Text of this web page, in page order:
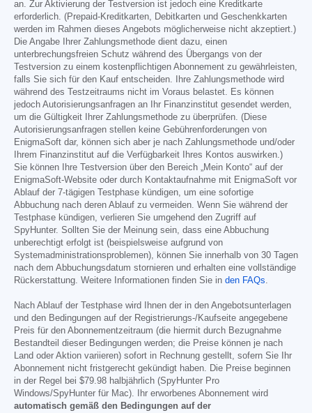
an. Zur Aktivierung der Testversion ist jedoch eine Kreditkarte
erforderlich. (Prepaid-Kreditkarten, Debitkarten und Geschenkkarten
werden im Rahmen dieses Angebots möglicherweise nicht akzeptiert.)
Die Angabe Ihrer Zahlungsmethode dient dazu, einen
unterbrechungsfreien Schutz während des Übergangs von der
Testversion zu einem kostenpflichtigen Abonnement zu gewährleisten,
falls Sie sich für den Kauf entscheiden. Ihre Zahlungsmethode wird
während des Testzeitraums nicht im Voraus belastet. Es können
jedoch Autorisierungsanfragen an Ihr Finanzinstitut gesendet werden,
um die Gültigkeit Ihrer Zahlungsmethode zu überprüfen. (Diese
Autorisierungsanfragen stellen keine Gebührenforderungen von
EnigmaSoft dar, können sich aber je nach Zahlungsmethode und/oder
Ihrem Finanzinstitut auf die Verfügbarkeit Ihres Kontos auswirken.)
Sie können Ihre Testversion über den Bereich „Mein Konto“ auf der
EnigmaSoft-Website oder durch Kontaktaufnahme mit EnigmaSoft vor
Ablauf der 7-tägigen Testphase kündigen, um eine sofortige
Abbuchung nach deren Ablauf zu vermeiden. Wenn Sie während der
Testphase kündigen, verlieren Sie umgehend den Zugriff auf
SpyHunter. Sollten Sie der Meinung sein, dass eine Abbuchung
unberechtigt erfolgt ist (beispielsweise aufgrund von
Systemadministrationsproblemen), können Sie innerhalb von 30 Tagen
nach dem Abbuchungsdatum stornieren und erhalten eine vollständige
Rückerstattung. Weitere Informationen finden Sie in den FAQs.
Nach Ablauf der Testphase wird Ihnen der in den Angebotsunterlagen
und den Bedingungen auf der Registrierungs-/Kaufseite angegebene
Preis für den Abonnementzeitraum (die hiermit durch Bezugnahme
Bestandteil dieser Bedingungen werden; die Preise können je nach
Land oder Aktion variieren) sofort in Rechnung gestellt, sofern Sie Ihr
Abonnement nicht fristgerecht gekündigt haben. Die Preise beginnen
in der Regel bei $79.98 halbjährlich (SpyHunter Pro
Windows/SpyHunter für Mac). Ihr erworbenes Abonnement wird
automatisch gemäß den Bedingungen auf der